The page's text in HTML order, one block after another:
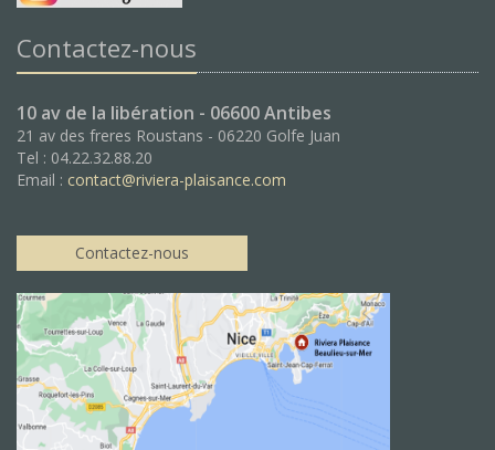
Contactez-nous
10 av de la libération - 06600 Antibes
21 av des freres Roustans - 06220 Golfe Juan
Tel : 04.22.32.88.20
Email : contact@riviera-plaisance.com
Contactez-nous